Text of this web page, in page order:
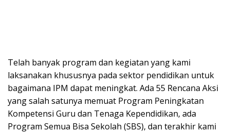
Telah banyak program dan kegiatan yang kami
laksanakan khususnya pada sektor pendidikan untuk
bagaimana IPM dapat meningkat. Ada 55 Rencana Aksi
yang salah satunya memuat Program Peningkatan
Kompetensi Guru dan Tenaga Kependidikan, ada
Program Semua Bisa Sekolah (SBS), dan terakhir kami